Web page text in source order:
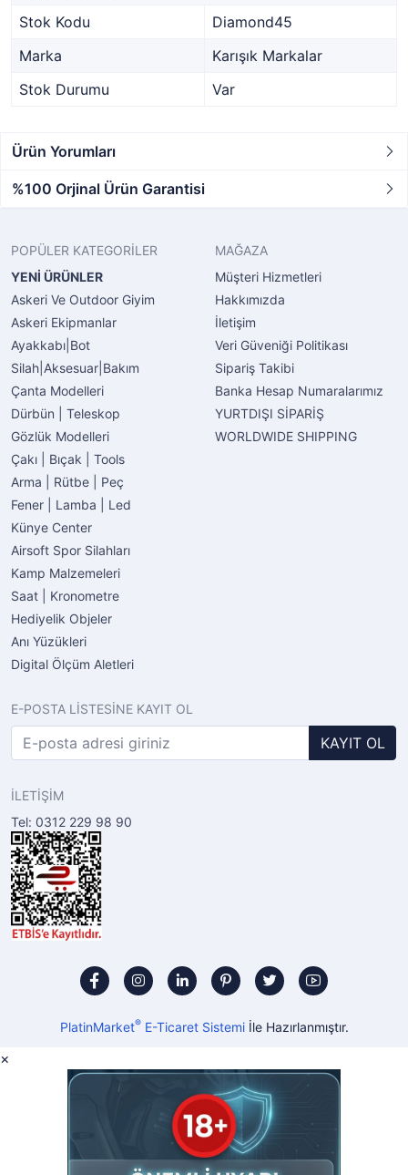
Stok Kodu
Diamond45
Marka
Karışık Markalar
Stok Durumu
Var
Ürün Yorumları
%100 Orjinal Ürün Garantisi
POPÜLER KATEGORİLER
YENİ ÜRÜNLER
Askeri Ve Outdoor Giyim
Askeri Ekipmanlar
Ayakkabı|Bot
Silah|Aksesuar|Bakım
Çanta Modelleri
Dürbün | Teleskop
Gözlük Modelleri
Çakı | Bıçak | Tools
Arma | Rütbe | Peç
Fener | Lamba | Led
Künye Center
Airsoft Spor Silahları
Kamp Malzemeleri
Saat | Kronometre
Hediyelik Objeler
Anı Yüzükleri
Digital Ölçüm Aletleri
MAĞAZA
Müşteri Hizmetleri
Hakkımızda
İletişim
Veri Güveniği Politikası
Sipariş Takibi
Banka Hesap Numaralarımız
YURTDIŞI SİPARİŞ
WORLDWIDE SHIPPING
E-POSTA LİSTESİNE KAYIT OL
KAYIT OL
İLETİŞİM
Tel: 0312 229 98 90
PlatinMarket®E-Ticaret Sistemiİle Hazırlanmıştır.
×